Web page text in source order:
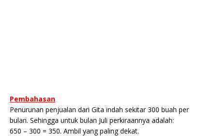
Pembahasan
Penurunan penjualan dari Gita indah sekitar 300 buah per
bulan. Sehingga untuk bulan Juli perkiraannya adalah:
650 – 300 = 350. Ambil yang paling dekat.